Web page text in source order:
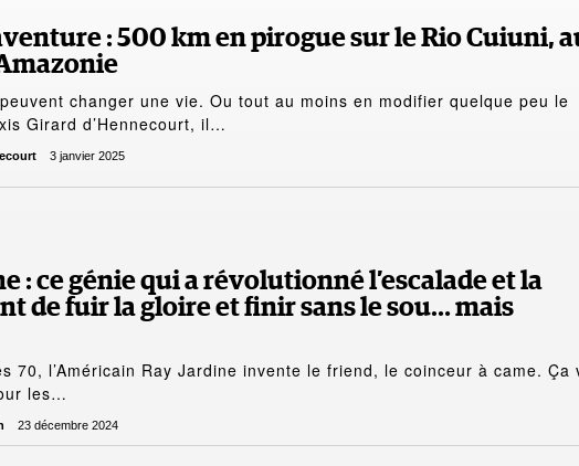
: 500 km en pirogue sur le Rio Cuiuni,
changer une vie. Ou tout au moins en modifier quelque peu le
Girard d’Hennecourt, il…
3 janvier 2025
: ce génie qui a révolutionné l’escalade et la
de fuir la gloire et finir sans le sou… mais
70, l’Américain Ray Jardine invente le friend, le coinceur à came. Ça
les…
23 décembre 2024